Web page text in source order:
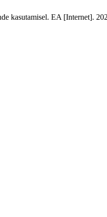
kasutamisel. EA [Internet].